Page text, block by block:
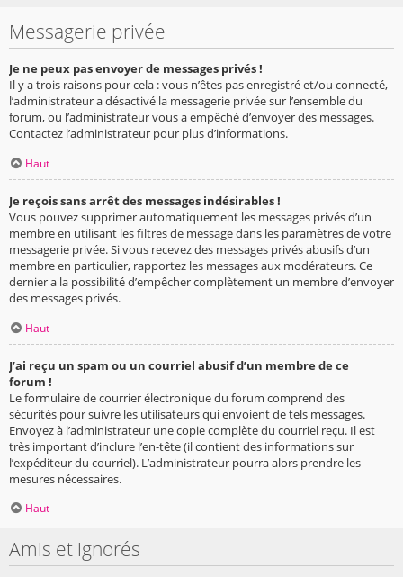
Messagerie privée
Je ne peux pas envoyer de messages privés !
Il y a trois raisons pour cela : vous n’êtes pas enregistré et/ou connecté,
l’administrateur a désactivé la messagerie privée sur l’ensemble du
forum, ou l’administrateur vous a empêché d’envoyer des messages.
Contactez l’administrateur pour plus d’informations.
Haut
Je reçois sans arrêt des messages indésirables !
Vous pouvez supprimer automatiquement les messages privés d’un
membre en utilisant les filtres de message dans les paramètres de votre
messagerie privée. Si vous recevez des messages privés abusifs d’un
membre en particulier, rapportez les messages aux modérateurs. Ce
dernier a la possibilité d’empêcher complètement un membre d’envoyer
des messages privés.
Haut
J’ai reçu un spam ou un courriel abusif d’un membre de ce
forum !
Le formulaire de courrier électronique du forum comprend des
sécurités pour suivre les utilisateurs qui envoient de tels messages.
Envoyez à l’administrateur une copie complète du courriel reçu. Il est
très important d’inclure l’en-tête (il contient des informations sur
l’expéditeur du courriel). L’administrateur pourra alors prendre les
mesures nécessaires.
Haut
Amis et ignorés